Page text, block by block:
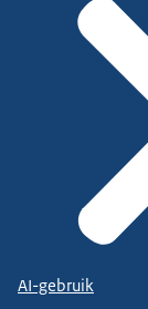
AI-gebruik